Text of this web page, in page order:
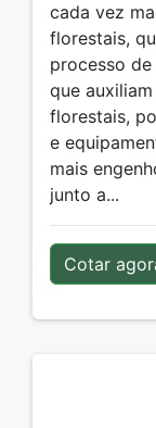
cada vez
florestais,
processo
que
florestais,
e
mais
junto a...
Cotar